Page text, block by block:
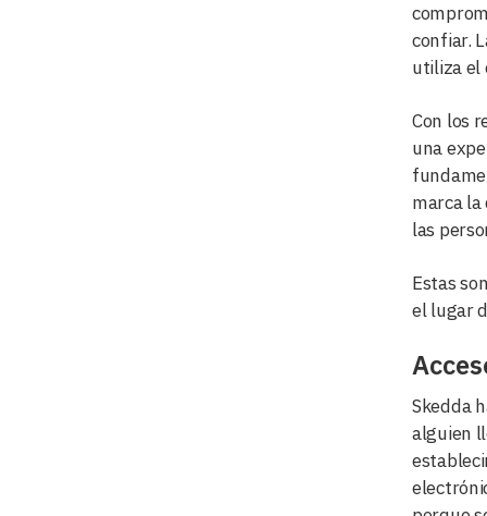
confiar.
utiliza el
Con los
una
marca
las
Estas
el lugar
Skedda
alguien